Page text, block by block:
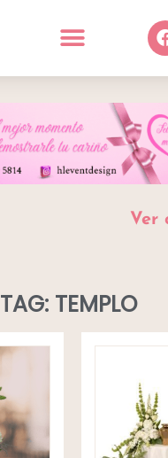
Ver
TAG: TEMPLO